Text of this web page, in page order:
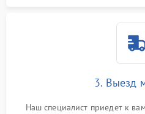
3. Выезд
Наш специалист приедет к